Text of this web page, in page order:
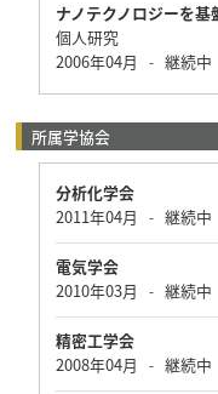
ナノテクノロジーを
個人研究
2006年04月
- 継続中
所属学協会
分析化学会
2011年04月
- 継続中
電気学会
2010年03月
- 継続中
精密工学会
2008年04月
- 継続中